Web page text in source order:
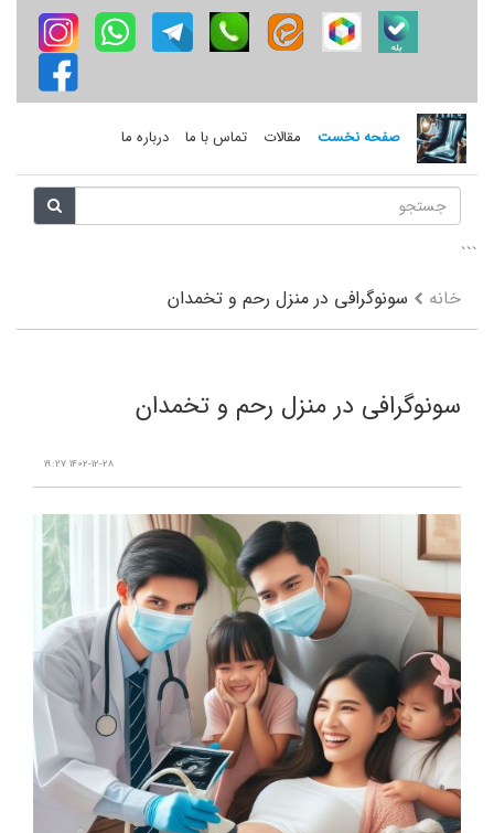
صفحه نخست مقالات تماس با ما درباره ما
```
خانه
سونوگرافی در منزل رحم و تخمدان
سونوگرافی در منزل رحم و تخمدان
1402-12-28 19:27